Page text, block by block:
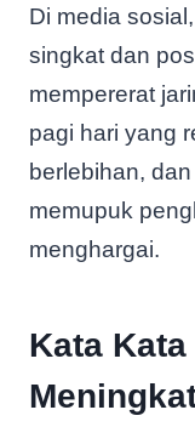
Di media
singkat dan
mempererat
pagi hari yang
berlebihan,
memupuk
menghargai.
Kata